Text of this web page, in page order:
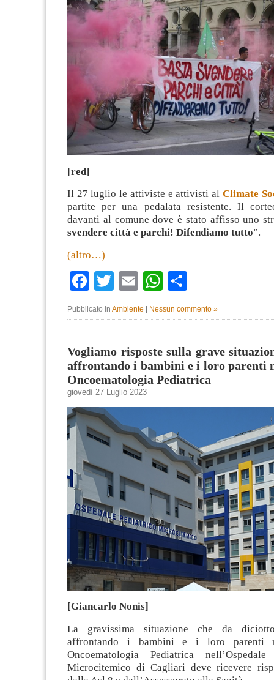
[red]
Il 27 luglio le attiviste e attivisti al Climate
partite per una pedalata resistente. Il
davanti al comune dove è stato affisso uno
svendere città e parchi! Difendiamo tutto”.
(altro…)
Facebook
TwitterEmailWhatsApp
Pubblicato in Ambiente | Nessun commento »
Vogliamo risposte sulla grave
affrontando i bambini e i loro parenti
Oncoematologia Pediatrica
giovedì 27 Luglio 2023
[Giancarlo Nonis]
La gravissima situazione che da
affrontando i bambini e i loro parenti
Oncoematologia Pediatrica
Microcitemico di Cagliari deve ricevere